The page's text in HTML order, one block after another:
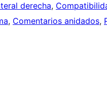
derecha,
, Comentarios anidados,